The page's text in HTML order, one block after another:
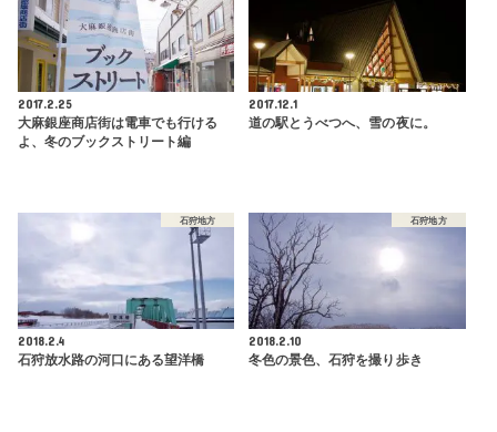
2017.2.25
大麻銀座商店街は電車でも行ける
よ、冬のブックストリート編
2017.12.1
道の駅とうべつへ、雪の夜に。
石狩地方
2018.2.4
石狩放水路の河口にある望洋橋
石狩地方
2018.2.10
冬色の景色、石狩を撮り歩き